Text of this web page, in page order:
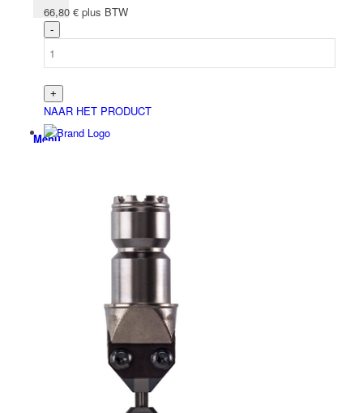
Menu
66,80 € plus BTW
NAAR HET PRODUCT